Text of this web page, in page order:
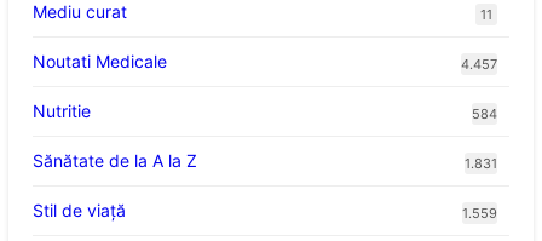
Mediu curat 11
Noutati Medicale 4.457
Nutritie 584
Sănătate de la A la Z 1.831
Stil de viaţă 1.559